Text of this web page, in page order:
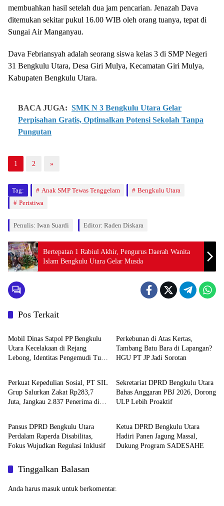
membuahkan hasil setelah dua jam pencarian. Jenazah Dava
ditemukan sekitar pukul 16.00 WIB oleh orang tuanya, tepat di
Sungai Air Manganyau.
Dava Febriansyah adalah seorang siswa kelas 3 di SMP Negeri
31 Bengkulu Utara, Desa Giri Mulya, Kecamatan Giri Mulya,
Kabupaten Bengkulu Utara.
BACA JUGA: SMK N 3 Bengkulu Utara Gelar
Perpisahan Gratis, Optimalkan Potensi Sekolah Tanpa
Pungutan
1 2 »
Tag: Anak SMP Tewas Tenggelam
Bengkulu Utara
Peristiwa
Penulis: Iwan Suardi Editor: Raden Diskara
Bertepatan 1 Rabiul Akhir, Pengurus Daerah Wanita
Islam Bengkulu Utara Gelar Musda
Pos Terkait
Peristiwa
Mobil Dinas Satpol PP Bengkulu
Utara Kecelakaan di Rejang
Lebong, Identitas Pengemudi Tuai
Perkebunan di Atas Kertas,
Tambang Batu Bara di Lapangan?
HGU PT JP Jadi Sorotan
Bengkulu Tengah
Perkuat Kepedulian Sosial, PT SIL
Grup Salurkan Zakat Rp283,7
Juta, Jangkau 2.837 Penerima di
Advertorial
Sekretariat DPRD Bengkulu Utara
Bahas Anggaran PBJ 2026, Dorong
ULP Lebih Proaktif
Advertorial
Pansus DPRD Bengkulu Utara
Perdalam Raperda Disabilitas,
Fokus Wujudkan Regulasi Inklusif
Advertorial
Ketua DPRD Bengkulu Utara
Hadiri Panen Jagung Massal,
Dukung Program SADESAHE
Tinggalkan Balasan
Anda harus masuk untuk berkomentar.